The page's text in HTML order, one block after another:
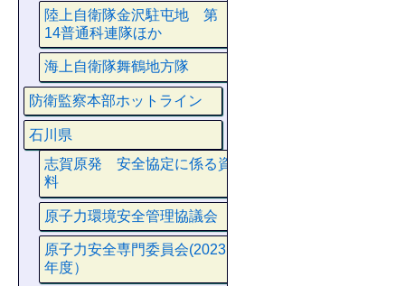
陸上自衛隊金沢駐屯地 第
14普通科連隊ほか
海上自衛隊舞鶴地方隊
防衛監察本部ホットライン
石川県
志賀原発 安全協定に係る資
料
原子力環境安全管理協議会
原子力安全専門委員会(2023
年度）